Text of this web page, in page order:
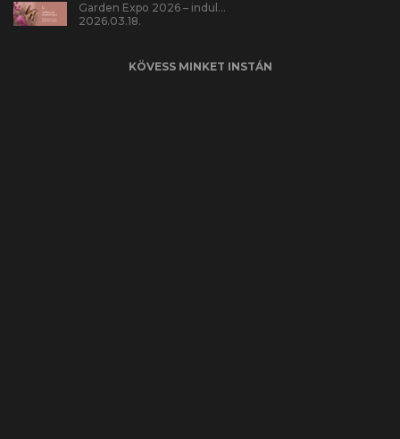
Garden Expo 2026 – indul…
2026.03.18.
KÖVESS MINKET INSTÁN